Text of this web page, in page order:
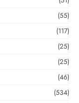
(55)
(117)
(25)
(25)
(46)
(534)